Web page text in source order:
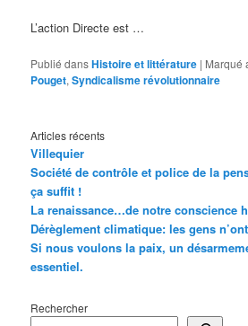
L’action Directe est …
Publié dansHistoire et littérature | Marqué
Pouget,Syndicalisme révolutionnaire
Articles récents
Villequier
Société de contrôle et police de la
ça suffit !
La renaissance…de notre conscience
Dérèglement climatique: les gens
Si nous voulons la paix, un
essentiel.
Rechercher